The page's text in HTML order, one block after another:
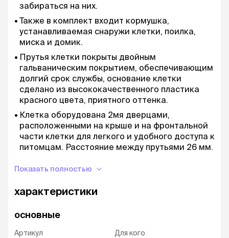
забираться на них.
Также в комплект входит кормушка,
устанавливаемая снаружи клетки, поилка,
миска и домик.
Прутья клетки покрыты двойным
гальваническим покрытием, обеспечивающим
долгий срок службы, основание клетки
сделано из высококачественного пластика
красного цвета, приятного оттенка.
Клетка оборудована 2мя дверцами,
расположенными на крыше и на фронтальной
части клетки для легкого и удобного доступа к
питомцам. Расстояние между прутьями 26 мм.
Показать полностью
характеристики
основные
Артикул
Для кого